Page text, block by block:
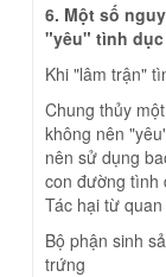
6. Một số
"yêu" tình
Khi "lâm trận"
Chung thủy
không nên
nên sử dụng
con đường tình
Tác hại từ
Bộ phận sinh
trứng